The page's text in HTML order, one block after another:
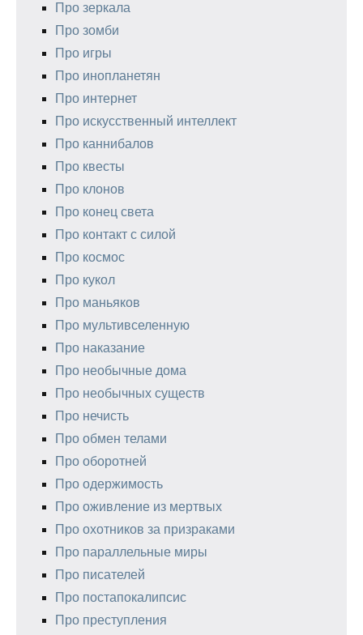
Про зеркала
Про зомби
Про игры
Про инопланетян
Про интернет
Про искусственный интеллект
Про каннибалов
Про квесты
Про клонов
Про конец света
Про контакт с силой
Про космос
Про кукол
Про маньяков
Про мультивселенную
Про наказание
Про необычные дома
Про необычных существ
Про нечисть
Про обмен телами
Про оборотней
Про одержимость
Про оживление из мертвых
Про охотников за призраками
Про параллельные миры
Про писателей
Про постапокалипсис
Про преступления